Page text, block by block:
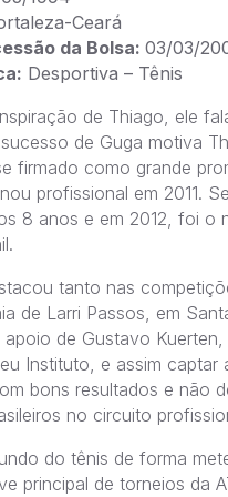
Ceará
da Bolsa: 03/03/
Desportiva – Tênis
de Thiago, ele
de Guga motiva
firmado como grande
profissional em 2011.
8 anos e em 2012, foi o
tanto nas
de Larri Passos, em
de Gustavo
Instituto, e assim captar
bons resultados e não
no circuito
do tênis de forma
principal de torneios da